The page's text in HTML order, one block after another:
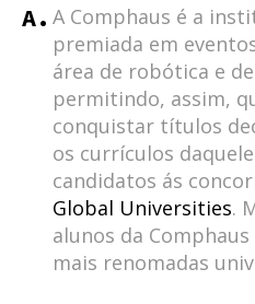
A. A Comphaus é a
premiada em
área de robótica e
permitindo, assim,
conquistar títulos
os currículos
candidatos ás
Global Universities.
alunos da
mais renomadas